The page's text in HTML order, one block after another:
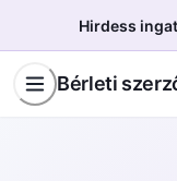
Hirdess
Bérleti